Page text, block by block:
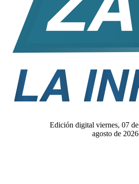
Edición digital viernes, 07 de
agosto de 2026